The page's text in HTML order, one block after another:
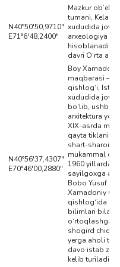
N40°50'50,9710"
E71°6'48,2400"
Mazkur ob’ekt
tumani, Kelachi
xududida
arxeologiya
hisoblanadi.
davri O‘rta
N40°56'37,4307"
E70°46'00,2880"
Boy
maqbarasi –
qishlog‘i,
xududida
bo‘lib, ushbu
arxitektura
XIX-asrda
qayta tiklanib,
shart-sharoitlar
mukammal
1960 yillarda
sayilgoxga
Bobo Yusuf
Xamadoniy
qishlog‘ida o‘z
bilimlari bilan
o‘rtoqlashgan,
shogird
yerga aholi
davo istab
kelib turiladi.